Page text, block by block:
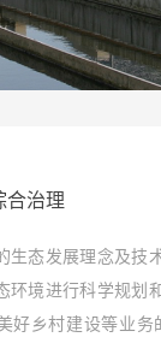
合治理
生态发展理念及技
环境进行科学规划
好乡村建设等业务